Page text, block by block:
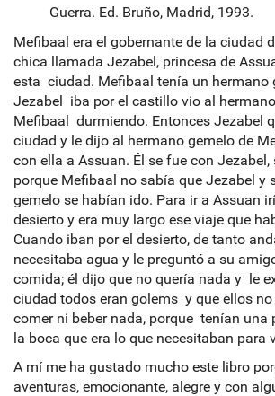
Guerra. Ed. Bruño, Madrid, 1993.
Mefibaal era el gobernante de la ciudad
chica llamada Jezabel, princesa de
esta ciudad. Mefibaal tenía un hermano
Jezabel iba por el castillo vio al
Mefibaal durmiendo. Entonces Jezabel
ciudad y le dijo al hermano gemelo de
con ella a Assuan. Él se fue con Jezabel,
porque Mefibaal no sabía que Jezabel y
gemelo se habían ido. Para ir a Assuan
desierto y era muy largo ese viaje que
Cuando iban por el desierto, de tanto
necesitaba agua y le preguntó a su
comida; él dijo que no quería nada y le
ciudad todos eran golems y que ellos
comer ni beber nada, porque tenían una
la boca que era lo que necesitaban para
A mí me ha gustado mucho este libro
aventuras, emocionante, alegre y con